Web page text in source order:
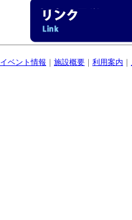
イベント情報 ｜ 施設概要 ｜ 利用案内 ｜